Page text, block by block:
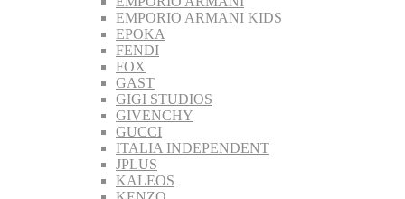
EMPORIO ARMANI KIDS
EPOKA
FENDI
FOX
GAST
GIGI STUDIOS
GIVENCHY
GUCCI
ITALIA INDEPENDENT
JPLUS
KALEOS